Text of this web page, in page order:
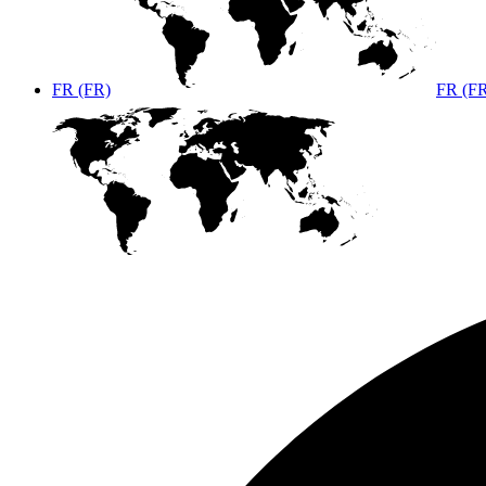
FR (FR) FR